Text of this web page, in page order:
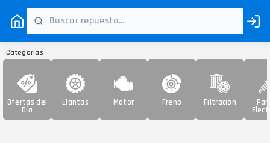
Categorías
Ofertas del
Día
Llantas Motor Freno Filtración